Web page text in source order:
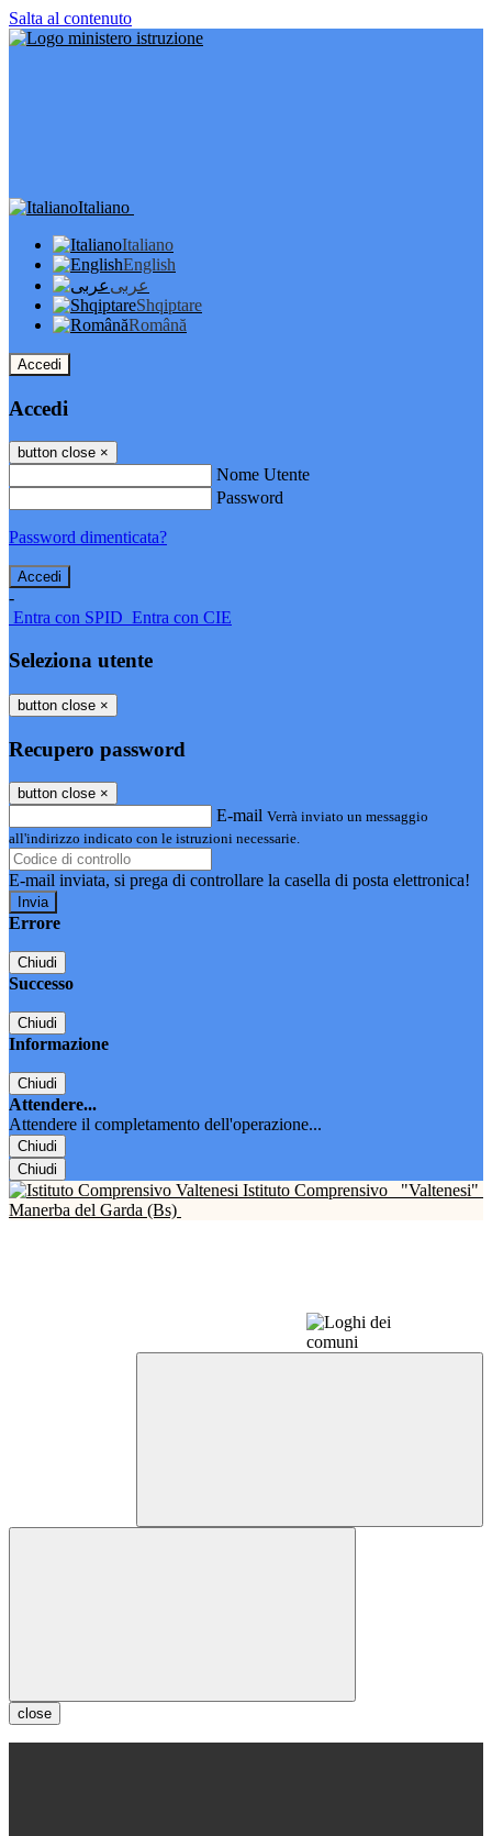
Salta al contenuto
Italiano
Italiano
English
عربى
Shqiptare
Română
Accedi
Accedi
button close ×
Nome Utente
Password
Password dimenticata?
-
Entra con SPID Entra con CIE
Seleziona utente
button close ×
Recupero password
button close ×
E-mail Verrà inviato un messaggio
all'indirizzo indicato con le istruzioni necessarie.
E-mail inviata, si prega di controllare la casella di posta elettronica!
Errore
Chiudi
Successo
Chiudi
Informazione
Chiudi
Attendere...
Attendere il completamento dell'operazione...
Chiudi
Chiudi
Istituto Comprensivo
"Valtenesi"
Manerba del Garda (Bs)
close